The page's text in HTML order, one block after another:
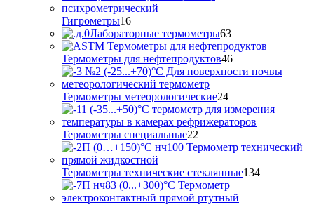
Гигрометры1616
товаров
Лабораторные термометры6363
товара
Термометры для нефтепродуктов4646
товаров
Термометры метеорологические2424
товара
Термометры специальные22
товара
Термометры технические стеклянные134134